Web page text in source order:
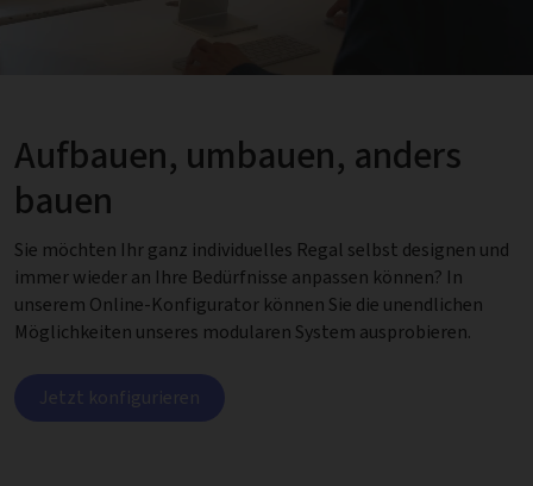
Aufbauen, umbauen, anders
bauen
Sie möchten Ihr ganz individuelles Regal selbst designen und
immer wieder an Ihre Bedürfnisse anpassen können? In
unserem Online-Konfigurator können Sie die unendlichen
Möglichkeiten unseres modularen System ausprobieren.
Jetzt konfigurieren